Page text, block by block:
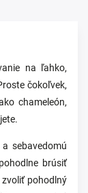
na ľahko,
čokoľvek,
chameleón,
sebavedomú
brúsiť
pohodlný